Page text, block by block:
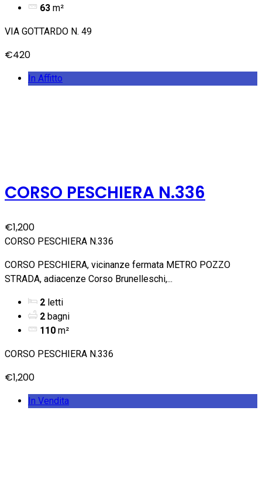
63 m²
VIA GOTTARDO N. 49
€420
In Affitto
CORSO PESCHIERA N.336
€1,200
CORSO PESCHIERA N.336
CORSO PESCHIERA, vicinanze fermata METRO POZZO
STRADA, adiacenze Corso Brunelleschi,...
2 letti
2 bagni
110 m²
CORSO PESCHIERA N.336
€1,200
In Vendita